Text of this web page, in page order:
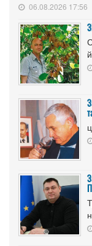
06.08.2026 17:56